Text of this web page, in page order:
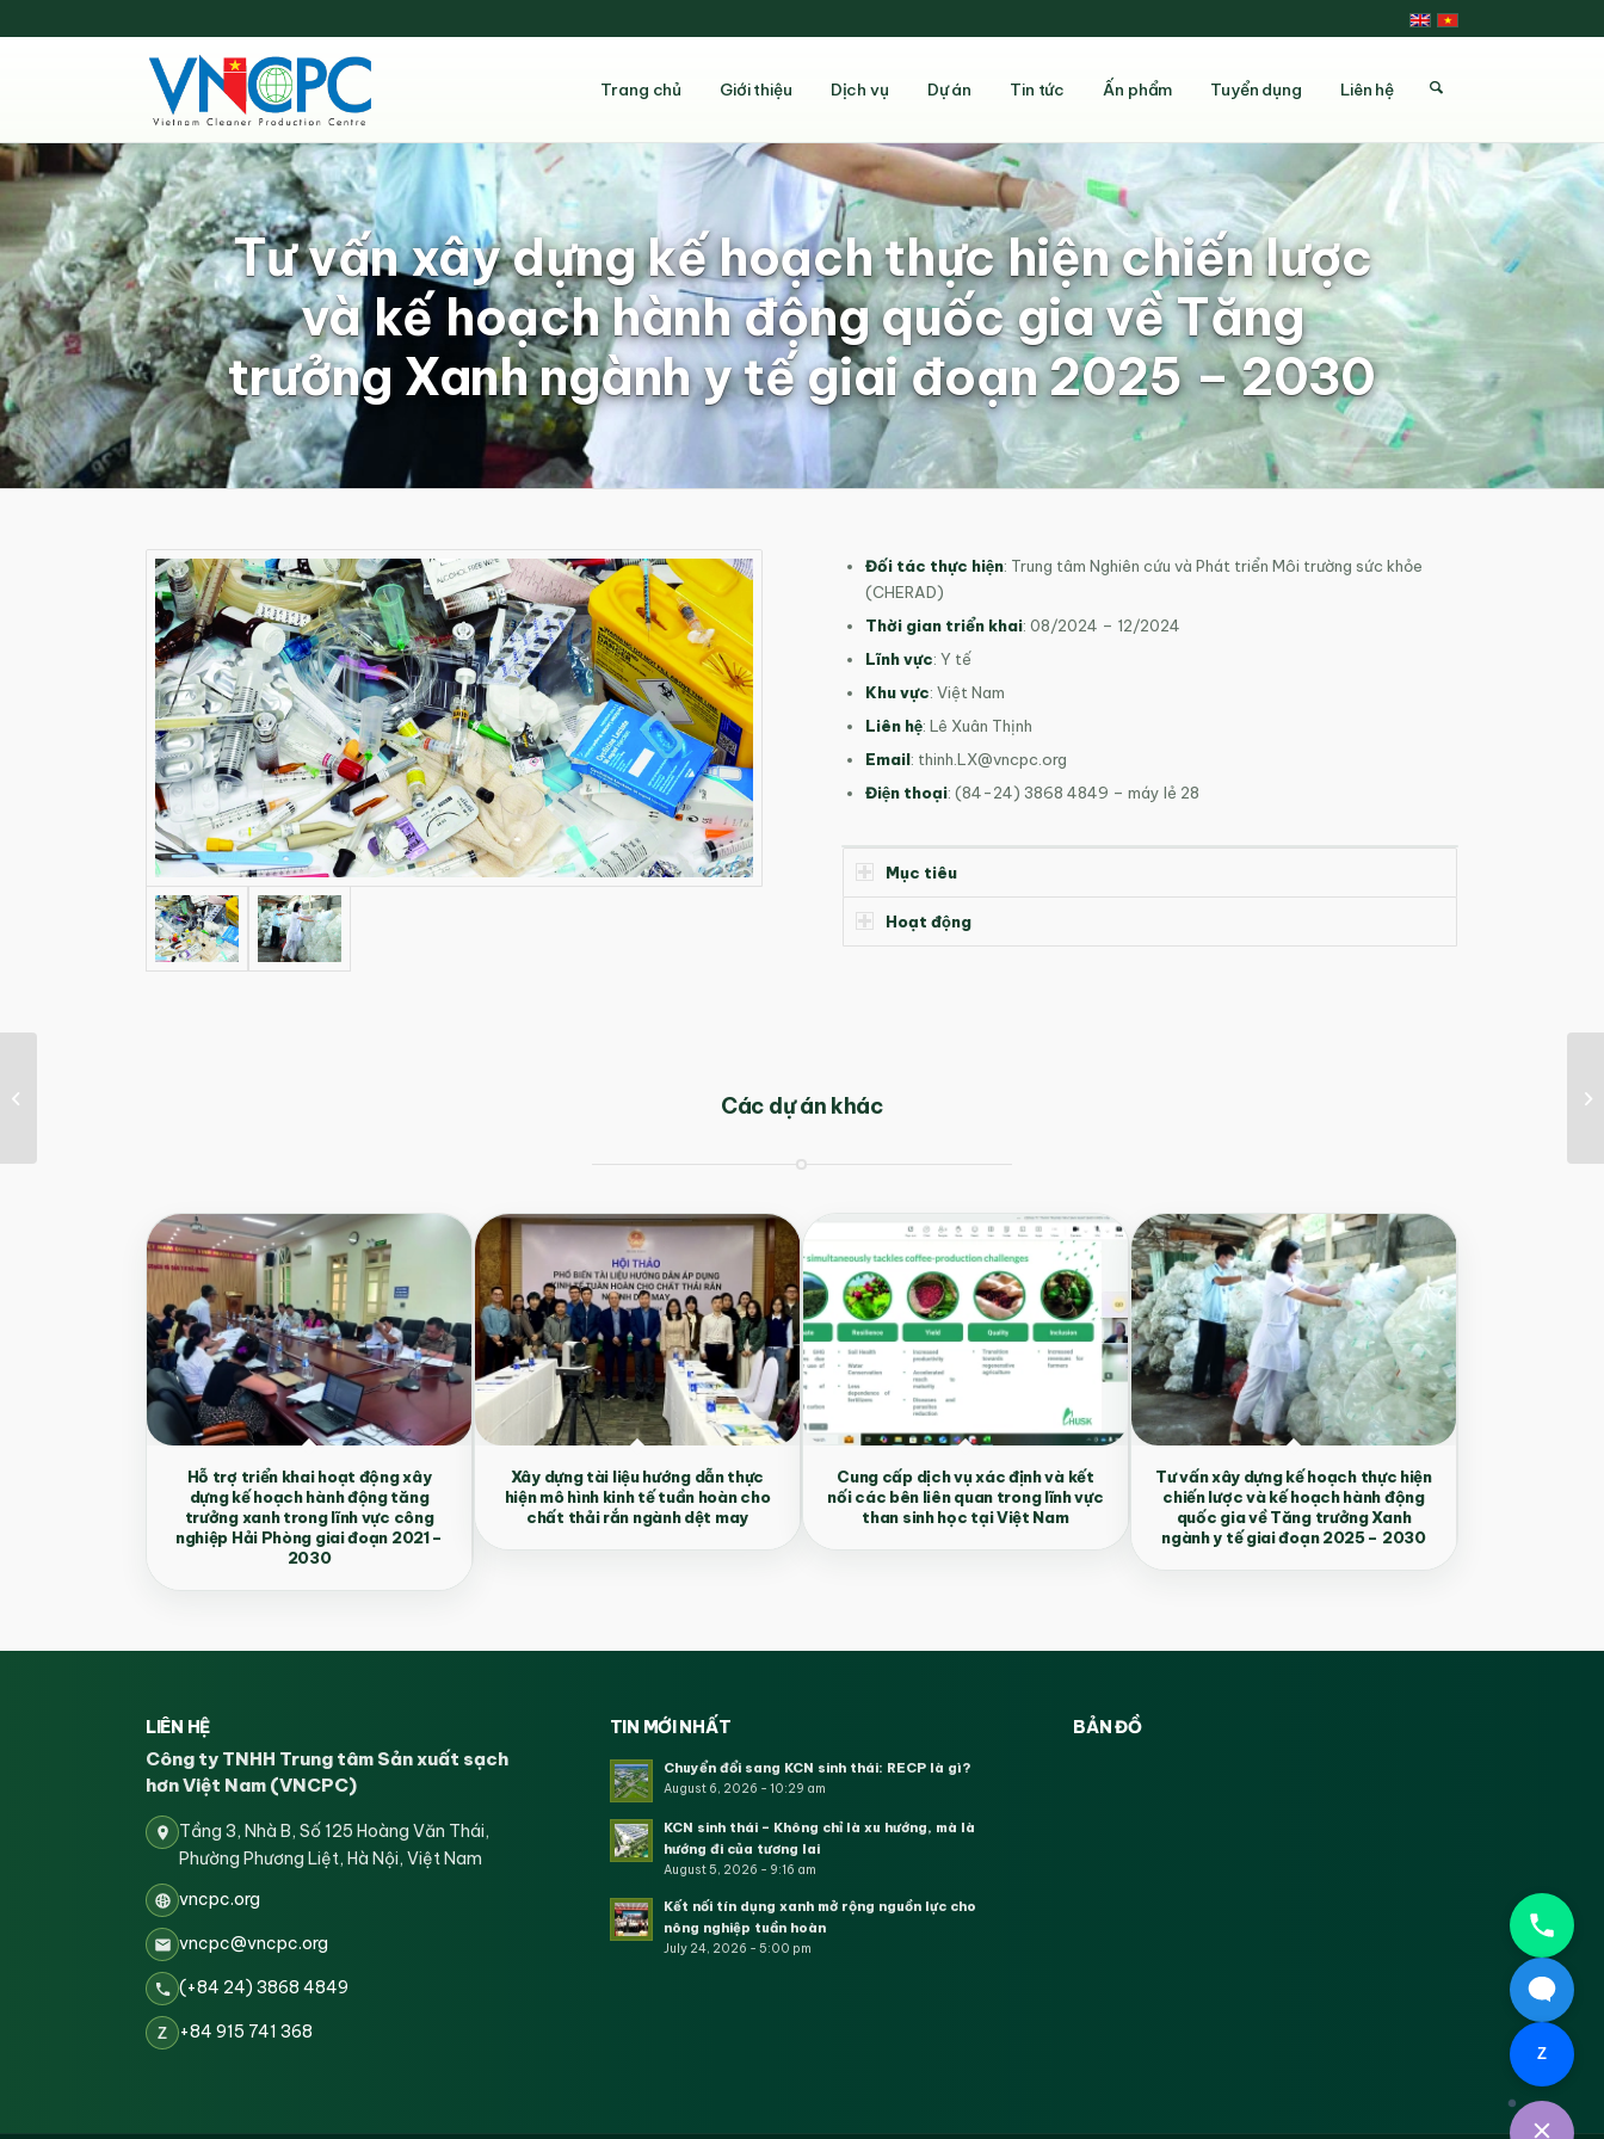
Trang chủ Giới thiệu Dịch vụ Dự án Tin tức Ấn phẩm Tuyển dụng Liên hệ
Tư vấn xây dựng kế hoạch thực hiện chiến lược
và kế hoạch hành động quốc gia về Tăng
trưởng Xanh ngành y tế giai đoạn 2025 – 2030
Đối tác thực hiện: Trung tâm Nghiên cứu và Phát triển Môi trường sức khỏe
(CHERAD)
Thời gian triển khai: 08/2024 – 12/2024
Lĩnh vực: Y tế
Khu vực: Việt Nam
Liên hệ: Lê Xuân Thịnh
Email: thinh.LX@vncpc.org
Điện thoại: (84-24) 3868 4849 – máy lẻ 28
Mục tiêu
Hoạt động
Các dự án khác
Hỗ trợ triển khai hoạt động xây
dựng kế hoạch hành động tăng
trưởng xanh trong lĩnh vực công
nghiệp Hải Phòng giai đoạn 2021 –
2030
Xây dựng tài liệu hướng dẫn thực
hiện mô hình kinh tế tuần hoàn cho
chất thải rắn ngành dệt may
Cung cấp dịch vụ xác định và kết
nối các bên liên quan trong lĩnh vực
than sinh học tại Việt Nam
Tư vấn xây dựng kế hoạch thực hiện
chiến lược và kế hoạch hành động
quốc gia về Tăng trưởng Xanh
ngành y tế giai đoạn 2025 – 2030
LIÊN HỆ
Công ty TNHH Trung tâm Sản xuất sạch
hơn Việt Nam (VNCPC)
Tầng 3, Nhà B, Số 125 Hoàng Văn Thái,
Phường Phương Liệt, Hà Nội, Việt Nam
vncpc.org
vncpc@vncpc.org
(+84 24) 3868 4849
Z +84 915 741 368
TIN MỚI NHẤT
Chuyển đổi sang KCN sinh thái: RECP là gì?
August 6, 2026 - 10:29 am
KCN sinh thái – Không chỉ là xu hướng, mà là
hướng đi của tương lai
August 5, 2026 - 9:16 am
Kết nối tín dụng xanh mở rộng nguồn lực cho
nông nghiệp tuần hoàn
July 24, 2026 - 5:00 pm
BẢN ĐỒ
Z